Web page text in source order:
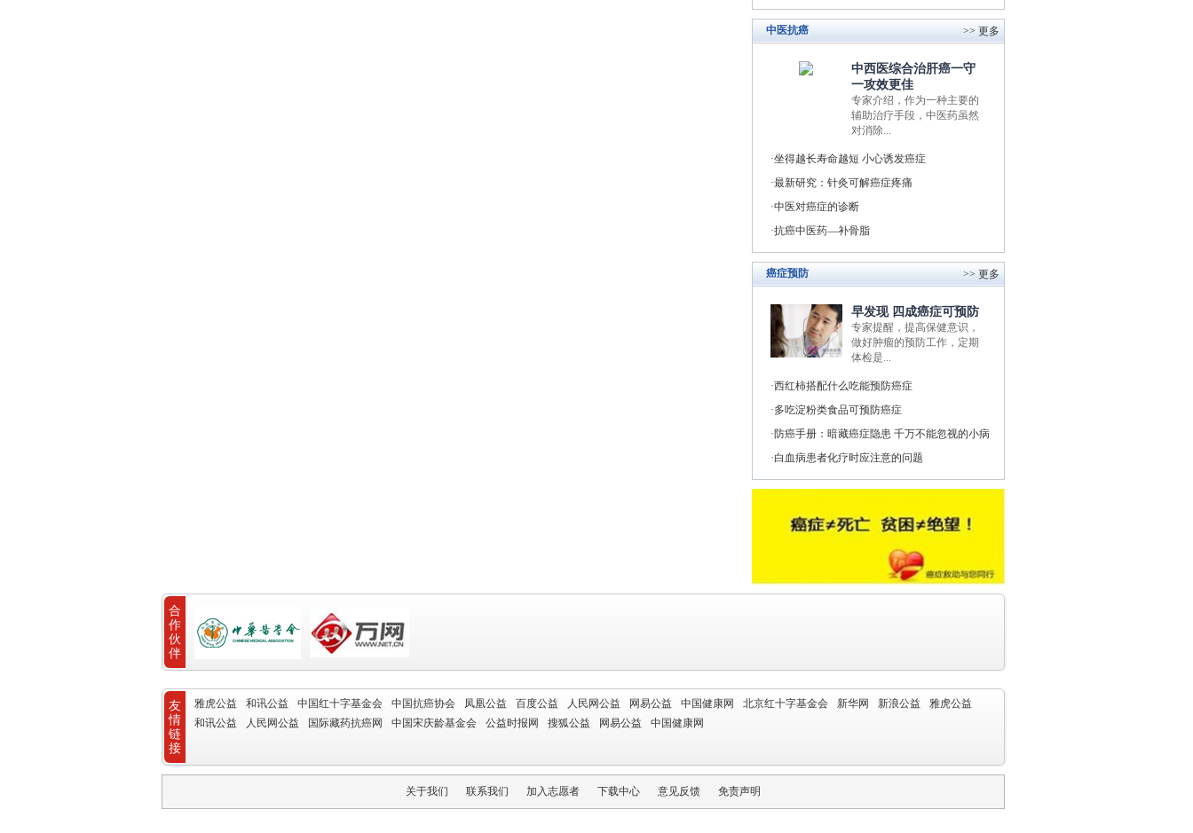
中医抗癌 >> 更多
中西医综合治肝癌一守
一攻效更佳
专家介绍，作为一种主要的
辅助治疗手段，中医药虽然
对消除...
坐得越长寿命越短 小心诱发癌症
最新研究：针灸可解癌症疼痛
中医对癌症的诊断
抗癌中医药—补骨脂
癌症预防 >> 更多
早发现 四成癌症可预防
专家提醒，提高保健意识，
做好肿瘤的预防工作，定期
体检是...
西红柿搭配什么吃能预防癌症
多吃淀粉类食品可预防癌症
防癌手册：暗藏癌症隐患 千万不能忽视的小病
白血病患者化疗时应注意的问题
合
作
伙
伴
友
情
链
接
雅虎公益 和讯公益 中国红十字基金会 中国抗癌协会 凤凰公益 百度公益 人民网公益 网易公益 中国健康网 北京红十字基金会 新华网 新浪公益
雅虎公益
和讯公益
人民网公益 国际藏药抗癌网 中国宋庆龄基金会 公益时报网 搜狐公益 网易公益 中国健康网
关于我们 联系我们 加入志愿者 下载中心 意见反馈 免责声明